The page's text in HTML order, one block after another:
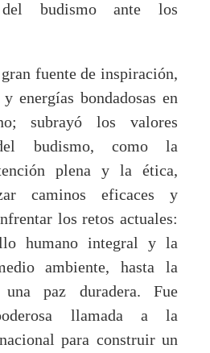
del budismo ante los
fuente de inspiración,
energías bondadosas en
subrayó los valores
del budismo, como la
plena y la ética,
caminos eficaces y
los retos actuales:
humano integral y la
ambiente, hasta la
paz duradera. Fue
llamada a la
para construir un